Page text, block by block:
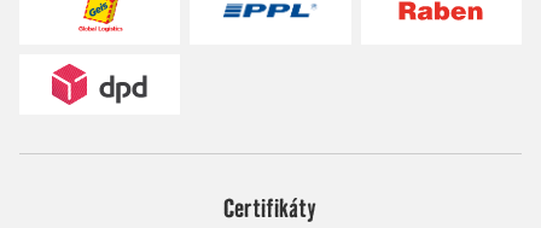
Certifikáty